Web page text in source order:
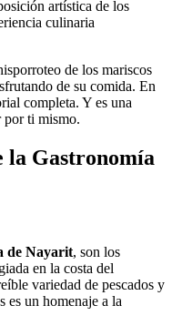
artística de los
culinaria
de los mariscos
de su comida. En
completa. Y es una
por ti mismo.
la Gastronomía
de Nayarit, son los
en la costa del
variedad de pescados y
es un homenaje a la